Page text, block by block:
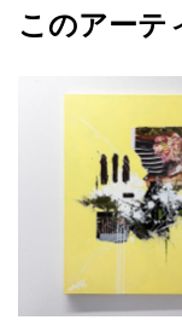
カラー
配送目安
その振動がどんな振
が決まります。
同じだと考え、自
Hayato
このアーテ